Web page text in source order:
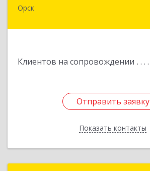
Орск
Клиентов на сопровождении
Отправить заявку
Показать контакты
Отправить заявку
Назад